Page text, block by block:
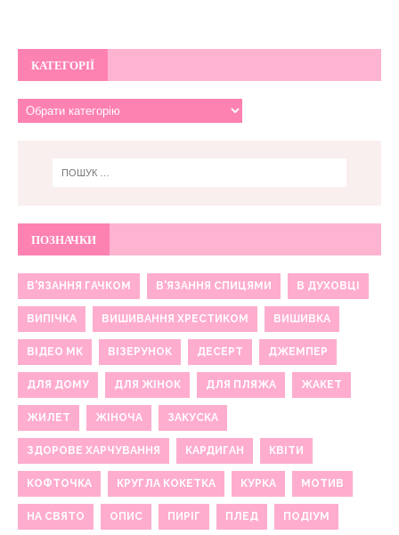
КАТЕГОРІЇ
ПОЗНАЧКИ
В'ЯЗАННЯ ГАЧКОМ В'ЯЗАННЯ СПИЦЯМИ В ДУХОВЦІ
ВИПІЧКА ВИШИВАННЯ ХРЕСТИКОМ ВИШИВКА
ВІДЕО МК ВІЗЕРУНОК ДЕСЕРТ ДЖЕМПЕР
ДЛЯ ДОМУ ДЛЯ ЖІНОК ДЛЯ ПЛЯЖА ЖАКЕТ
ЖИЛЕТ ЖІНОЧА ЗАКУСКА
ЗДОРОВЕ ХАРЧУВАННЯ КАРДИГАН КВІТИ
КОФТОЧКА КРУГЛА КОКЕТКА КУРКА МОТИВ
НА СВЯТО ОПИС ПИРІГ ПЛЕД ПОДІУМ